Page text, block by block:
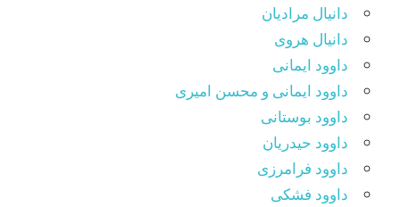
دانیال مرادیان
دانیال هروی
داوود ایمانی
داوود ایمانی و محسن امیری
داوود بوستانی
داوود حیدریان
داوود فرامرزی
داوود فشکی